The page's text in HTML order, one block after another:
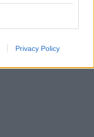
Privacy Policy